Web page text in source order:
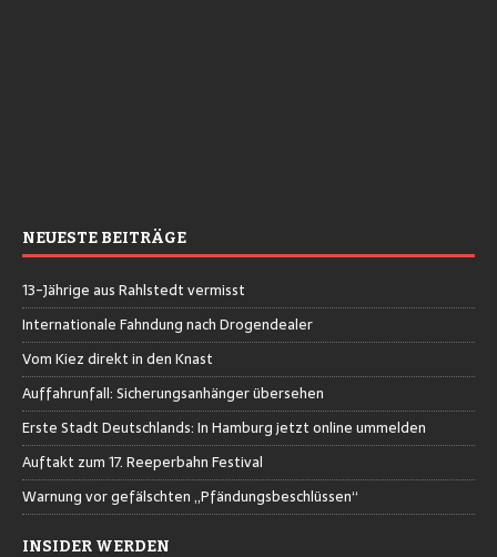
NEUESTE BEITRÄGE
13-Jährige aus Rahlstedt vermisst
Internationale Fahndung nach Drogendealer
Vom Kiez direkt in den Knast
Auffahrunfall: Sicherungsanhänger übersehen
Erste Stadt Deutschlands: In Hamburg jetzt online ummelden
Auftakt zum 17. Reeperbahn Festival
Warnung vor gefälschten „Pfändungsbeschlüssen“
INSIDER WERDEN